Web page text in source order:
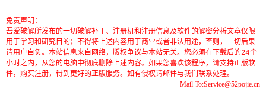
免责声明：
吾爱破解所发布的一切破解补丁、注册机和注册信息及软件的解密分析文章仅限
用于学习和研究目的；不得将上述内容用于商业或者非法用途，否则，一切后果
请用户自负。本站信息来自网络，版权争议与本站无关。您必须在下载后的24个
小时之内，从您的电脑中彻底删除上述内容。如果您喜欢该程序，请支持正版软
件，购买注册，得到更好的正版服务。如有侵权请邮件与我们联系处理。
Mail To:Service@52pojie.cn